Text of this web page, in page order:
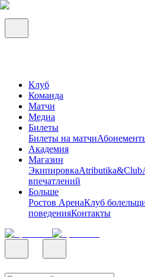
Клуб
Команда
Матчи
Медиа
Билеты
Билеты на матчи
Академия
Магазин
ЭкипировкаAtributika&Club
впечатлений
Больше
Ростов АренаКлуб
поведенияКонтакты